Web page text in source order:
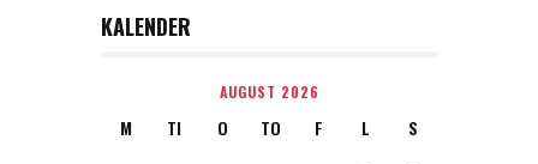
KALENDER
AUGUST 2026
M TI O TO F L S